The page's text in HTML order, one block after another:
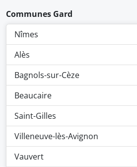
Communes Gard
Nîmes
Alès
Bagnols-sur-Cèze
Beaucaire
Saint-Gilles
Villeneuve-lès-Avignon
Vauvert